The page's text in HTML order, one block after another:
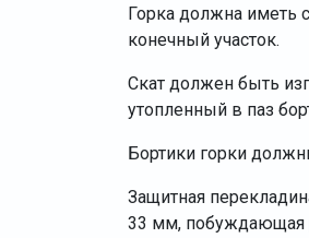
Горка должна иметь
конечный участок.
Скат должен быть
утопленный в паз
Бортики горки
Защитная
33 мм, побуждающая